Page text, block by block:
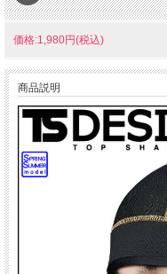
価格:1,980円(税込)
商品説明